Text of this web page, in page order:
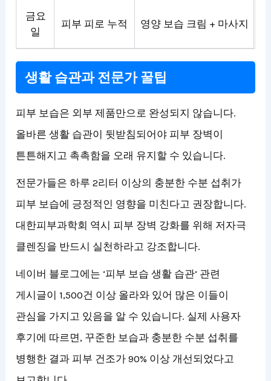
금요
일
피부 피로 누적 영양 보습 크림 + 마사지
생활 습관과 전문가 꿀팁
피부 보습은 외부 제품만으로 완성되지 않습니다.
올바른 생활 습관이 뒷받침되어야 피부 장벽이
튼튼해지고 촉촉함을 오래 유지할 수 있습니다.
전문가들은 하루 2리터 이상의 충분한 수분 섭취가
피부 보습에 긍정적인 영향을 미친다고 권장합니다.
대한피부과학회 역시 피부 장벽 강화를 위해 저자극
클렌징을 반드시 실천하라고 강조합니다.
네이버 블로그에는 ‘피부 보습 생활 습관’ 관련
게시글이 1,500건 이상 올라와 있어 많은 이들이
관심을 가지고 있음을 알 수 있습니다. 실제 사용자
후기에 따르면, 꾸준한 보습과 충분한 수분 섭취를
병행한 결과 피부 건조가 90% 이상 개선되었다고